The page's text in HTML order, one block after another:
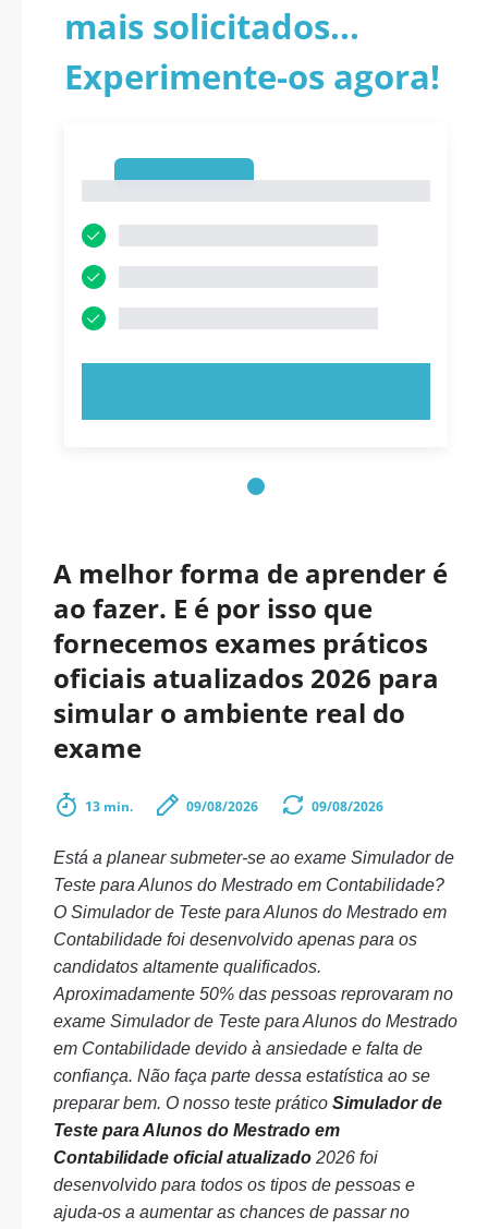
mais solicitados...
Experimente-os agora!
A melhor forma de aprender é
ao fazer. E é por isso que
fornecemos exames práticos
oficiais atualizados 2026 para
simular o ambiente real do
exame
13 min. 09/08/2026 09/08/2026
Está a planear submeter-se ao exame Simulador de
Teste para Alunos do Mestrado em Contabilidade?
O Simulador de Teste para Alunos do Mestrado em
Contabilidade foi desenvolvido apenas para os
candidatos altamente qualificados.
Aproximadamente 50% das pessoas reprovaram no
exame Simulador de Teste para Alunos do Mestrado
em Contabilidade devido à ansiedade e falta de
confiança. Não faça parte dessa estatística ao se
preparar bem. O nosso teste prático Simulador de
Teste para Alunos do Mestrado em
Contabilidade oficial atualizado 2026 foi
desenvolvido para todos os tipos de pessoas e
ajuda-os a aumentar as chances de passar no